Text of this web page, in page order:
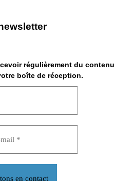
régulièrement du contenu
boîte de réception.